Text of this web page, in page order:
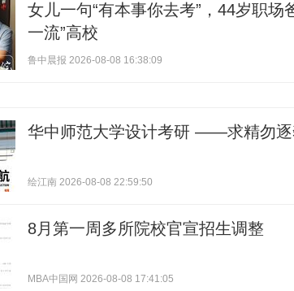
女儿一句“有本事你去考”，44岁职场
一流”高校
鲁中晨报 2026-08-08 16:38:09
华中师范大学设计考研 ——求精勿逐
绘江南 2026-08-08 22:59:50
8月第一周多所院校官宣招生调整
MBA中国网 2026-08-08 17:41:05